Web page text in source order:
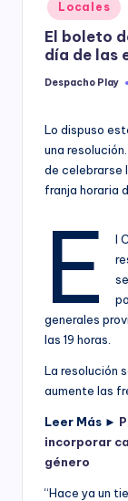
y
in
Locales
El boleto
día de las
Posted
Despacho Play
Lo dispuso
una
de celebrarse
franja horaria
E
l
generales
las 19 horas.
La resolución
aumente las
Leer Más ►
incorporar
género
“Hace ya un